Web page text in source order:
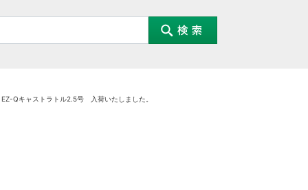
Qキャストラトル2.5号 入荷いたしました。